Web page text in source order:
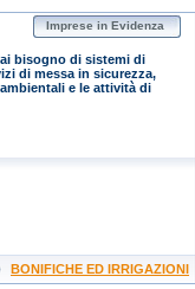
Imprese in Evidenza
bisogno di sistemi di
di messa in sicurezza,
e le attività di
BONIFICHE ED IRRIGAZIONI